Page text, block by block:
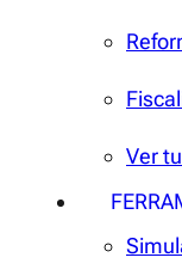
Ver